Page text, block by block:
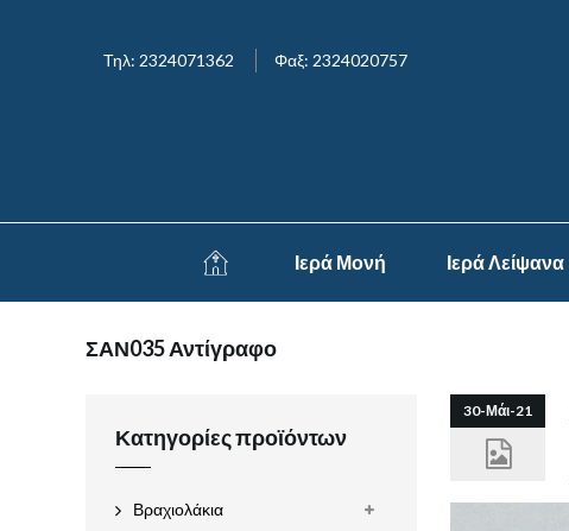
Τηλ: 2324071362 Φαξ: 2324020757
Ιερά Μονή Ιερά Λείψανα
ΣΑΝ035 Αντίγραφο
30-Μάι-21
Κατηγορίες προϊόντων
Βραχιολάκια